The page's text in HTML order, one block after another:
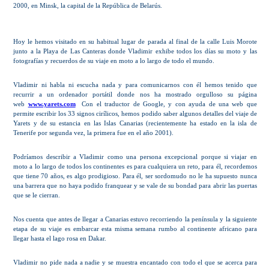
2000, en Minsk, la capital de la República de Belarús.
Hoy le hemos visitado en su habitual lugar de parada al final de la calle Luis Morote
junto a la Playa de Las Canteras donde Vladimir exhibe todos los días su moto y las
fotografías y recuerdos de su viaje en moto a lo largo de todo el mundo.
Vladimir ni habla ni escucha nada y para comunicarnos con él hemos tenido que
recurrir a un ordenador portátil donde nos ha mostrado orgulloso su página
web www.yarets.comCon el traductor de Google, y con ayuda de una web que
permite escribir los 33 signos cirílicos, hemos podido saber algunos detalles del viaje de
Yarets y de su estancia en las Islas Canarias (recientemente ha estado en la isla de
Tenerife por segunda vez, la primera fue en el año 2001).
Podríamos describir a Vladimir como una persona excepcional porque si viajar en
moto a lo largo de todos los continentes es para cualquiera un reto, para él, recordemos
que tiene 70 años, es algo prodigioso. Para él, ser sordomudo no le ha supuesto nunca
una barrera que no haya podido franquear y se vale de su bondad para abrir las puertas
que se le cierran.
Nos cuenta que antes de llegar a Canarias estuvo recorriendo la península y la siguiente
etapa de su viaje es embarcar esta misma semana rumbo al continente africano para
llegar hasta el lago rosa en Dakar.
Vladimir no pide nada a nadie y se muestra encantado con todo el que se acerca para